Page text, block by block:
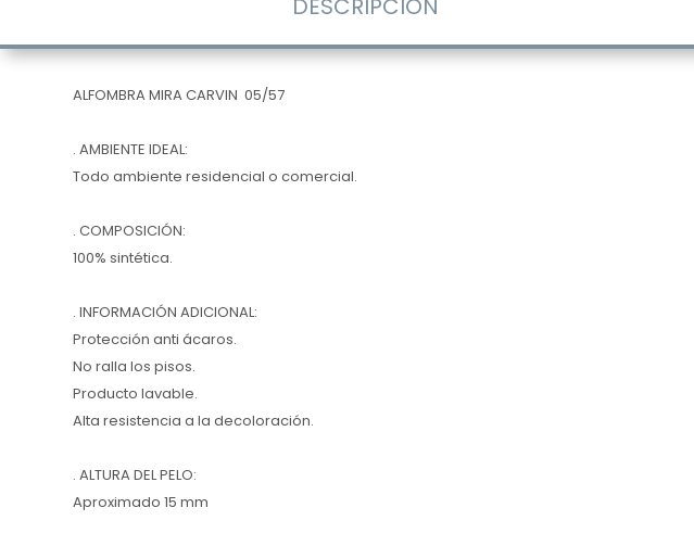
DESCRIPCIÓN
ALFOMBRA MIRA CARVIN 05/57
. AMBIENTE IDEAL:
Todo ambiente residencial o comercial.
. COMPOSICIÓN:
100% sintética.
. INFORMACIÓN ADICIONAL:
Protección anti ácaros.
No ralla los pisos.
Producto lavable.
Alta resistencia a la decoloración.
. ALTURA DEL PELO:
Aproximado 15 mm